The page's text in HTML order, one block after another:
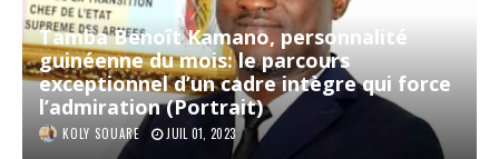
« Personnalité guinéenne du mois »,
Djenabou Diallo « Djen Boiro », juriste
fiscaliste et militante pour les droits des
femmes et des enfants
LAKATA KIMBA CAMARA AVR 02, 2024